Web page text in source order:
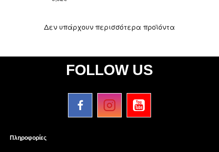
Δεν υπάρχουν περισσότερα προϊόντα
FOLLOW US
Πληροφορίες